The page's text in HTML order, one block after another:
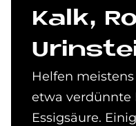
Kalk,
Helfen
etwa verdünnte
Essigsäure.